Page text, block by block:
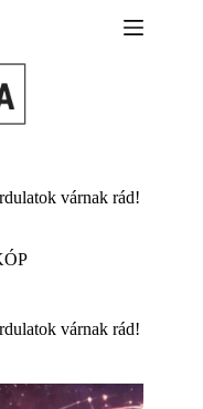
várnak rád!
várnak rád!